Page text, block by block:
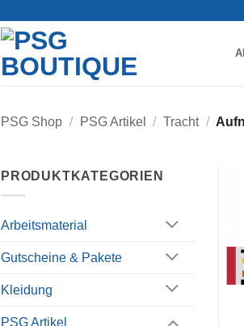
PSG Shop / PSG Artikel / Tracht /
PRODUKTKATEGORIEN
Arbeitsmaterial
Gutscheine & Pakete
Kleidung
PSG Artikel